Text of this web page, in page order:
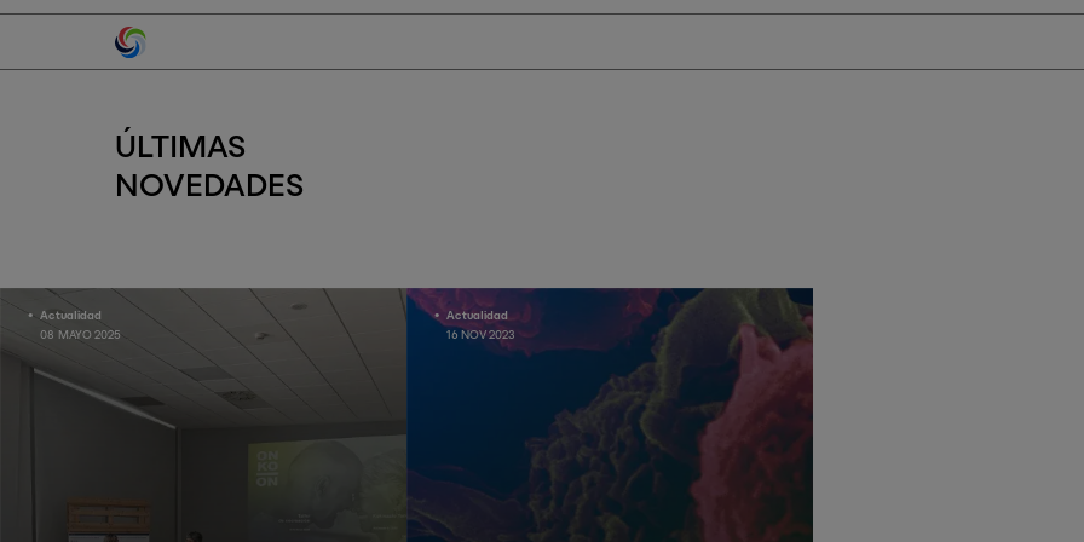
ÚLTIMAS
NOVEDADES
Actualidad
08 MAYO 2025
Actualidad
16 NOV 2023